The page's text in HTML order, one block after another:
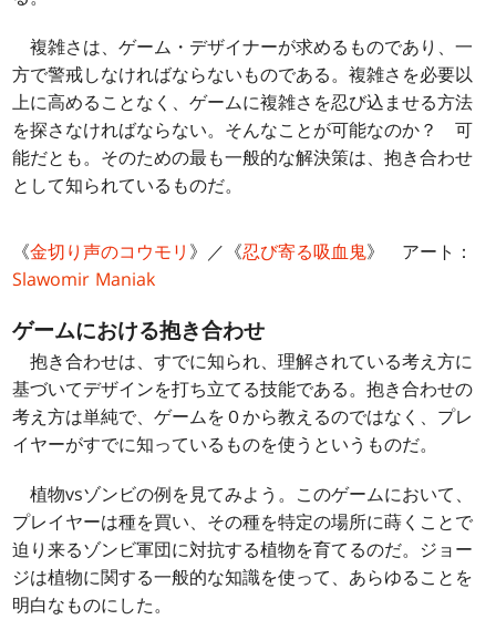
複雑さは、ゲーム・デザイナーが求めるものであり、一
方で警戒しなければならないものである。複雑さを必要以
上に高めることなく、ゲームに複雑さを忍び込ませる方法
を探さなければならない。そんなことが可能なのか？ 可
能だとも。そのための最も一般的な解決策は、抱き合わせ
として知られているものだ。
《金切り声のコウモリ 》／《忍び寄る吸血鬼》 アート：
Slawomir Maniak
ゲームにおける抱き合わせ
抱き合わせは、すでに知られ、理解されている考え方に
基づいてデザインを打ち立てる技能である。抱き合わせの
考え方は単純で、ゲームを０から教えるのではなく、プレ
イヤーがすでに知っているものを使うというものだ。
植物vsゾンビの例を見てみよう。このゲームにおいて、
プレイヤーは種を買い、その種を特定の場所に蒔くことで
迫り来るゾンビ軍団に対抗する植物を育てるのだ。ジョー
ジは植物に関する一般的な知識を使って、あらゆることを
明白なものにした。